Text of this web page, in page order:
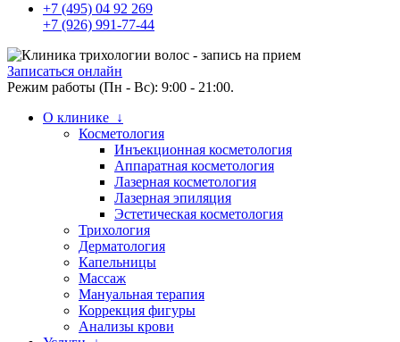
+7 (495) 04 92 269
+7 (926) 991-77-44
Записаться онлайн
Режим работы (Пн - Вс): 9:00 - 21:00.
О клинике ↓
Косметология
Инъекционная косметология
Аппаратная косметология
Лазерная косметология
Лазерная эпиляция
Эстетическая косметология
Трихология
Дерматология
Капельницы
Массаж
Мануальная терапия
Коррекция фигуры
Анализы крови